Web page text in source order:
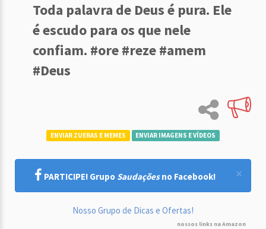
Toda palavra de Deus é pura. Ele
é escudo para os que nele
confiam. #ore #reze #amem
#Deus
ENVIAR ZUERAS E MEMES ENVIAR IMAGENS E VÍDEOS
×
PARTICIPE! Grupo Saudaçõesno Facebook!
Nosso Grupo de Dicas e Ofertas!
nossos links na Amazon